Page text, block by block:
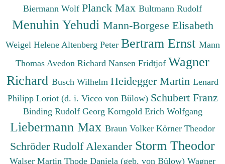
Biermann Wolf Planck Max Bultmann Rudolf
Menuhin Yehudi Mann-Borgese Elisabeth
Weigel Helene Altenberg Peter Bertram Ernst Mann
Thomas Avedon Richard Nansen Fridtjof Wagner
Richard Busch Wilhelm Heidegger Martin Lenard
Philipp Loriot (d. i. Vicco von Bülow) Schubert Franz
Binding Rudolf Georg Korngold Erich Wolfgang
Liebermann Max Braun Volker Körner Theodor
Schröder Rudolf Alexander Storm Theodor
Walser Martin Thode Daniela (geb. von Bülow) Wagner